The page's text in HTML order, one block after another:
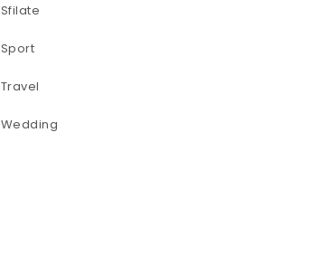
Sfilate
Sport
Travel
Wedding